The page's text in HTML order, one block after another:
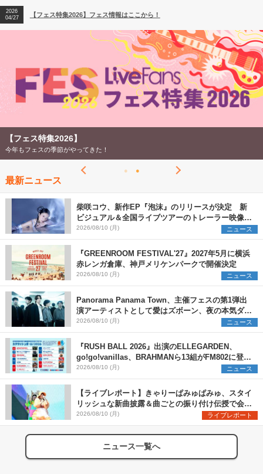
2026
04/27
【フェス特集2026】フェス情報はここから！
2026
【ライブ動員ランキング】2026年上半期編発表！
【フェス特集2026】
今年もフェスの季節がやってきた！
最新ニュース
柴咲コウ、新作EP『泡沫』のリリースが決定 新
ビジュアル＆全国ライブツアーのトレーラー映像が
一部解禁【コメントあり】
2026/08/10 (月) ニュース
『GREENROOM FESTIVAL'27』2027年5月に横浜
赤レンガ倉庫、神戸メリケンパークで開催決定
2026/08/10 (月) ニュース
Panorama Panama Town、主催フェスの第1弾出
演アーティストとして愛はズボーン、夜の本気ダン
スらを発表 「plus∈you」のMVも公開に
2026/08/10 (月) ニュース
『RUSH BALL 2026』出演のELLEGARDEN、
go!go!vanillas、BRAHMANら13組がFM802に登
場、他出演アーティストの“渾身の1曲”をセレクト
2026/08/10 (月) ニュース
【ライブレポート】きゃりーぱみゅぱみゅ、スタイ
リッシュな新曲披露＆曲ごとの振り付け伝授で会場
を盛り上げまくる！＜LuckyFes’26＞
2026/08/10 (月) ライブレポート
ニュース一覧へ